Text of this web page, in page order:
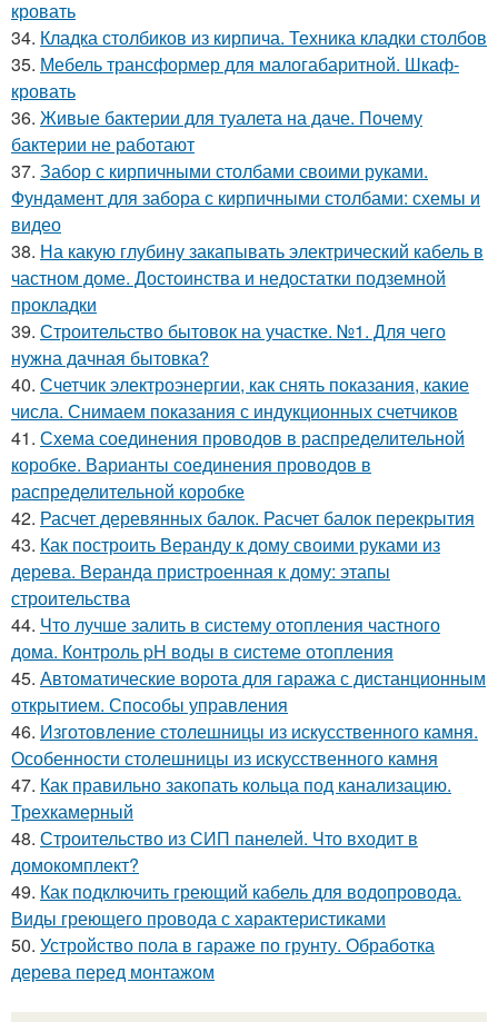
кровать
34. Кладка столбиков из кирпича. Техника кладки столбов
35. Мебель трансформер для малогабаритной. Шкаф-
кровать
36. Живые бактерии для туалета на даче. Почему
бактерии не работают
37. Забор с кирпичными столбами своими руками.
Фундамент для забора с кирпичными столбами: схемы и
видео
38. На какую глубину закапывать электрический кабель в
частном доме. Достоинства и недостатки подземной
прокладки
39. Строительство бытовок на участке. №1. Для чего
нужна дачная бытовка?
40. Счетчик электроэнергии, как снять показания, какие
числа. Снимаем показания с индукционных счетчиков
41. Схема соединения проводов в распределительной
коробке. Варианты соединения проводов в
распределительной коробке
42. Расчет деревянных балок. Расчет балок перекрытия
43. Как построить Веранду к дому своими руками из
дерева. Веранда пристроенная к дому: этапы
строительства
44. Что лучше залить в систему отопления частного
дома. Контроль pH воды в системе отопления
45. Автоматические ворота для гаража с дистанционным
открытием. Способы управления
46. Изготовление столешницы из искусственного камня.
Особенности столешницы из искусственного камня
47. Как правильно закопать кольца под канализацию.
Трехкамерный
48. Строительство из СИП панелей. Что входит в
домокомплект?
49. Как подключить греющий кабель для водопровода.
Виды греющего провода с характеристиками
50. Устройство пола в гараже по грунту. Обработка
дерева перед монтажом